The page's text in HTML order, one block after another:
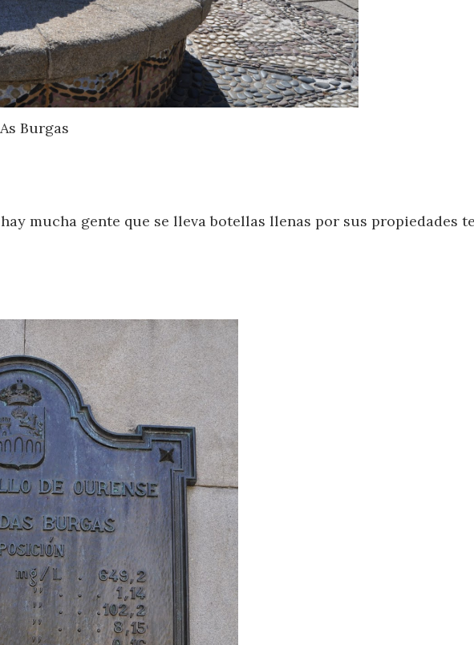
Burgas
mucha gente que se lleva botellas llenas por sus propiedades